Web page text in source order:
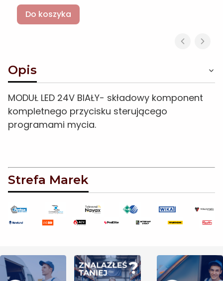
Do koszyka
Opis
MODUŁ LED 24V BIAŁY- składowy komponent
kompletnego przycisku sterującego
programami mycia.
Strefa Marek